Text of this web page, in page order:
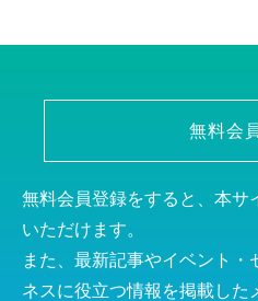
無料会
無料会員登録をすると、本サ
いただけます。
また、最新記事やイベント
ネスに役立つ情報を掲載した